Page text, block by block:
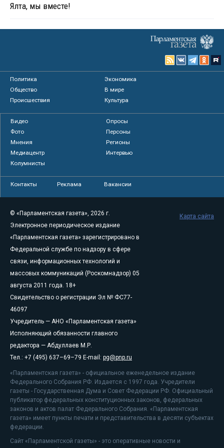
Ялта, мы вместе!
Политика
Экономика
Общество
В мире
Происшествия
Культура
Видео
Опросы
Фото
Персоны
Мнения
Регионы
Медиацентр
Интервью
Колумнисты
Контакты Реклама Вакансии
© «Парламентская газета», 2026 г.
Электронное периодическое издание
«Парламентская газета» зарегистрировано в
Федеральной службе по надзору в сфере
связи, информационных технологий и
массовых коммуникаций (Роскомнадзор) 05
августа 2011 года. 18+
Свидетельство о регистрации Эл № ФС77-
46097
Учредитель — АНО «Парламентская газета»
Исполняющий обязанности главного
редактора — Абдуллаев М.Р.
Тел.: +7 (495) 637–69–79 E-mail: pg@pnp.ru
«Парламентская газета» - официальное еженедельное издание
Федерального Собрания РФ. Издается с 1997 года. Учредители
газеты - Государственная Дума и Совет Федерации РФ. Официальный
публикатор федеральных конституционных законов, федеральных
законов и актов палат Федерального Собрания. «Парламентская
газета» имеет пункты печати и представительства в десяти субъектах
федерации.
Сайт «Парламентской газеты» - это оперативные новости и
Карта сайта